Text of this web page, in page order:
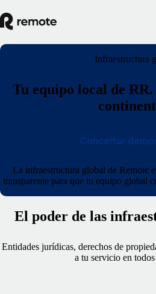
Infraestructura
Tu equipo local de
La infraestructura global de Remote
transparente para que tu equipo global
Concertar
El poder de las
Entidades jurídicas, derechos de
a tu servicio en todos